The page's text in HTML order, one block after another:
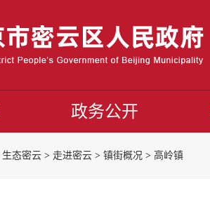
政务公开
生态密云 > 走进密云 > 镇街概况 > 高岭镇